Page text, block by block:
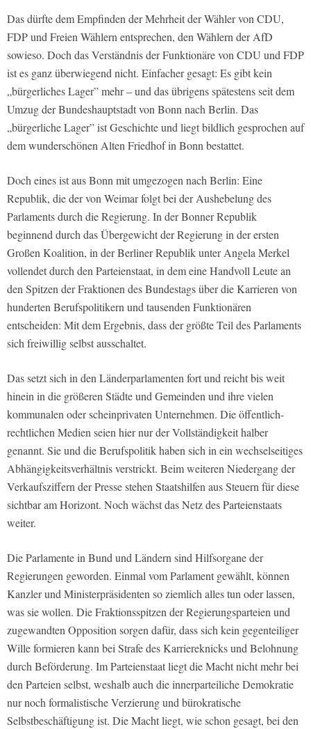
Das dürfte dem Empfinden der Mehrheit der Wähler von CDU,
FDP und Freien Wählern entsprechen, den Wählern der AfD
sowieso. Doch das Verständnis der Funktionäre von CDU und FDP
ist es ganz überwiegend nicht. Einfacher gesagt: Es gibt kein
„bürgerliches Lager” mehr – und das übrigens spätestens seit dem
Umzug der Bundeshauptstadt von Bonn nach Berlin. Das
„bürgerliche Lager” ist Geschichte und liegt bildlich gesprochen auf
dem wunderschönen Alten Friedhof in Bonn bestattet.
Doch eines ist aus Bonn mit umgezogen nach Berlin: Eine
Republik, die der von Weimar folgt bei der Aushebelung des
Parlaments durch die Regierung. In der Bonner Republik
beginnend durch das Übergewicht der Regierung in der ersten
Großen Koalition, in der Berliner Republik unter Angela Merkel
vollendet durch den Parteienstaat, in dem eine Handvoll Leute an
den Spitzen der Fraktionen des Bundestags über die Karrieren von
hunderten Berufspolitikern und tausenden Funktionären
entscheiden: Mit dem Ergebnis, dass der größte Teil des Parlaments
sich freiwillig selbst ausschaltet.
Das setzt sich in den Länderparlamenten fort und reicht bis weit
hinein in die größeren Städte und Gemeinden und ihre vielen
kommunalen oder scheinprivaten Unternehmen. Die öffentlich-
rechtlichen Medien seien hier nur der Vollständigkeit halber
genannt. Sie und die Berufspolitik haben sich in ein wechselseitiges
Abhängigkeitsverhältnis verstrickt. Beim weiteren Niedergang der
Verkaufsziffern der Presse stehen Staatshilfen aus Steuern für diese
sichtbar am Horizont. Noch wächst das Netz des Parteienstaats
weiter.
Die Parlamente in Bund und Ländern sind Hilfsorgane der
Regierungen geworden. Einmal vom Parlament gewählt, können
Kanzler und Ministerpräsidenten so ziemlich alles tun oder lassen,
was sie wollen. Die Fraktionsspitzen der Regierungsparteien und
zugewandten Opposition sorgen dafür, dass sich kein gegenteiliger
Wille formieren kann bei Strafe des Karriereknicks und Belohnung
durch Beförderung. Im Parteienstaat liegt die Macht nicht mehr bei
den Parteien selbst, weshalb auch die innerparteiliche Demokratie
nur noch formalistische Verzierung und bürokratische
Selbstbeschäftigung ist. Die Macht liegt, wie schon gesagt, bei den